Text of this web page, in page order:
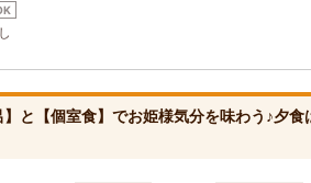
】と【個室食】でお姫様気分を味わう♪夕